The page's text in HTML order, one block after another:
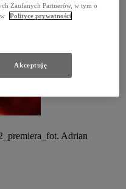
Adrian
Zaufanych Partnerów, w tym o
Polityce prywatności
Akceptuję